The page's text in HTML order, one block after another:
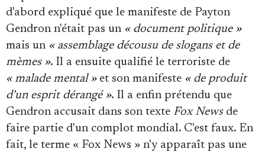
d'abord expliqué que le manifeste de Payton
Gendron n'était pas un « document politique »
mais un « assemblage décousu de slogans et de
mèmes ». Il a ensuite qualifié le terroriste de
« malade mental »et son manifeste « de produit
d'un esprit dérangé ». Il a enfin prétendu que
Gendron accusait dans son texte Fox Newsde
faire partie d'un complot mondial. C'est faux. En
fait, le terme « Fox News » n'y apparaît pas une